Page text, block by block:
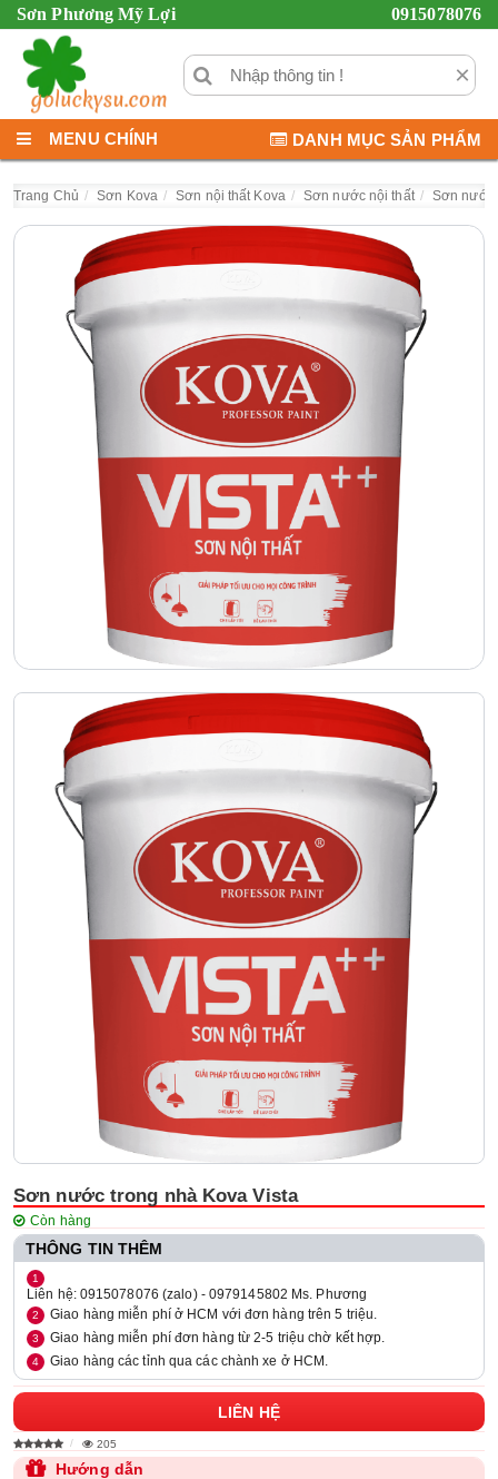
Sơn Phương Mỹ Lợi 0915078076
×
MENU CHÍNH DANH MỤC SẢN PHẨM
Trang Chủ Sơn Kova Sơn nội thất Kova Sơn nước nội thất Sơn nước
Sơn nước trong nhà Kova Vista
Còn hàng
THÔNG TIN THÊM
Liên hệ: 0915078076 (zalo) - 0979145802 Ms. Phương
Giao hàng miễn phí ở HCM với đơn hàng trên 5 triệu.
Giao hàng miễn phí đơn hàng từ 2-5 triệu chờ kết hợp.
Giao hàng các tỉnh qua các chành xe ở HCM.
LIÊN HỆ
205
Hướng dẫn